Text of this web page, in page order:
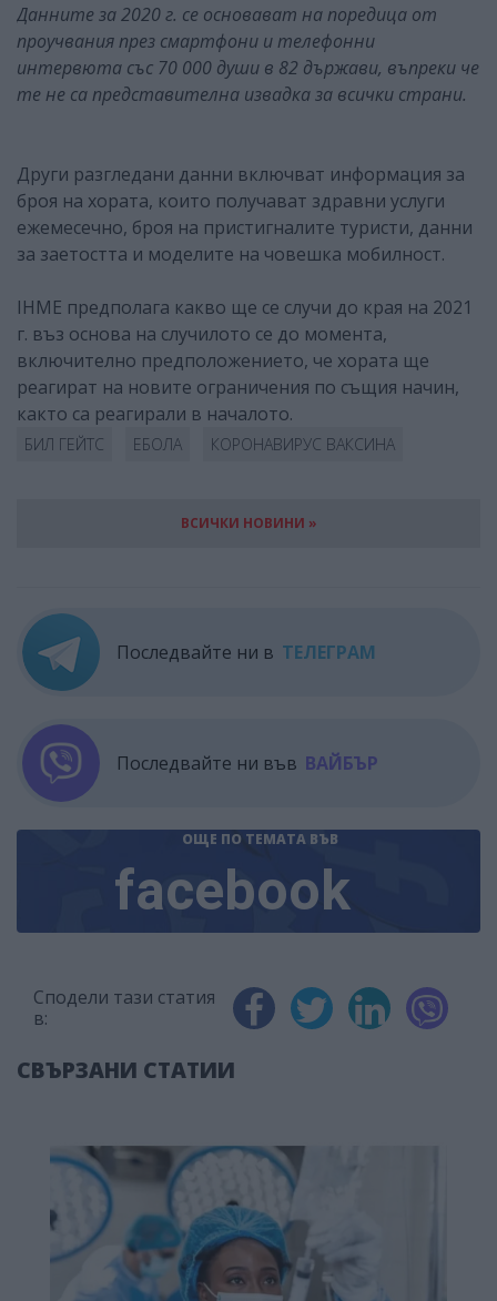
Данните за 2020 г. се основават на поредица от
проучвания през смартфони и телефонни
интервюта със 70 000 души в 82 държави, въпреки че
те не са представителна извадка за всички страни.
Други разгледани данни включват информация за
броя на хората, които получават здравни услуги
ежемесечно, броя на пристигналите туристи, данни
за заетостта и моделите на човешка мобилност.
IHME предполага какво ще се случи до края на 2021
г. въз основа на случилото се до момента,
включително предположението, че хората ще
реагират на новите ограничения по същия начин,
както са реагирали в началото.
БИЛ ГЕЙТС ЕБОЛА КОРОНАВИРУС ВАКСИНА
ВСИЧКИ НОВИНИ »
Последвайте ни в ТЕЛЕГРАМ
Последвайте ни във ВАЙБЪР
ОЩЕ ПО ТЕМАТА ВЪВ
facebook
Сподели тази статия
в:
СВЪРЗАНИ СТАТИИ